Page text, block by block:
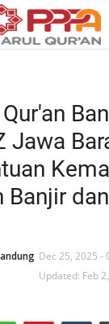
Jawa
Banjir
Dec 25, 2025 -
Updated: Feb